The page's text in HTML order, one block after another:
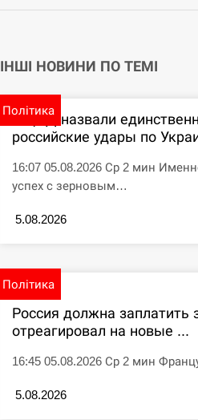
ІНШІ НОВИНИ ПО ТЕМІ
Політика
В ЦПД назвали
российские удары по
16:07 05.08.2026 Ср 2 мин
успех с зерновым…
5.08.2026
Політика
Россия должна заплатить
отреагировал на новые ...
16:45 05.08.2026 Ср 2 мин
5.08.2026